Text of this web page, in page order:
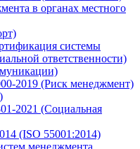
в органах местного
системы
ответственности)
2019 (Риск менеджмент)
2021 (Социальная
(ISO 55001:2014)
менеджмента